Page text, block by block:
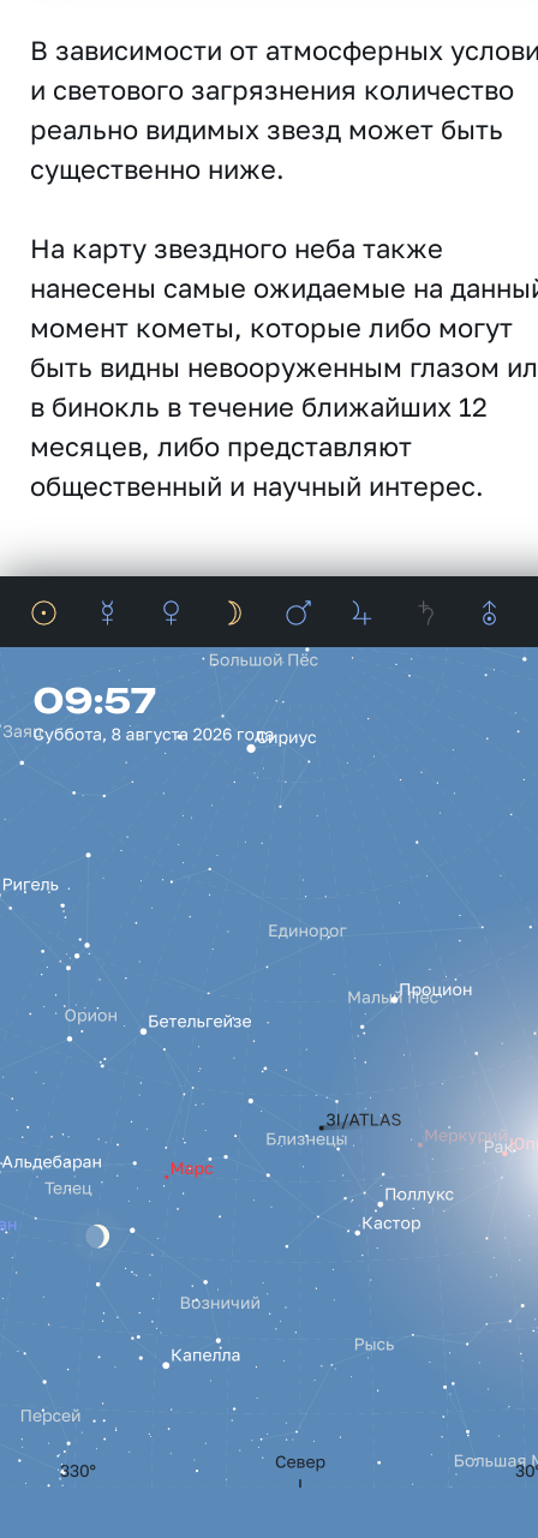
В зависимости от атмосферных
и светового загрязнения количество
реально видимых звезд может быть
существенно ниже.
На карту звездного неба также
нанесены самые ожидаемые на
момент кометы, которые либо могут
быть видны невооруженным глазом
в бинокль в течение ближайших 12
месяцев, либо представляют
общественный и научный интерес.